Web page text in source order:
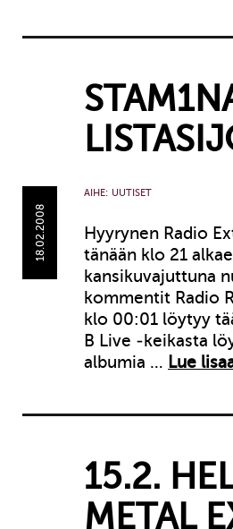
18.02.2008
AIHE: UUTISET
Hyyrynen Radio
tänään klo 21
kansikuvajuttuna
kommentit Radio
klo 00:01 löytyy
B Live -keikasta
albumia … Lue
15.2.
METAL